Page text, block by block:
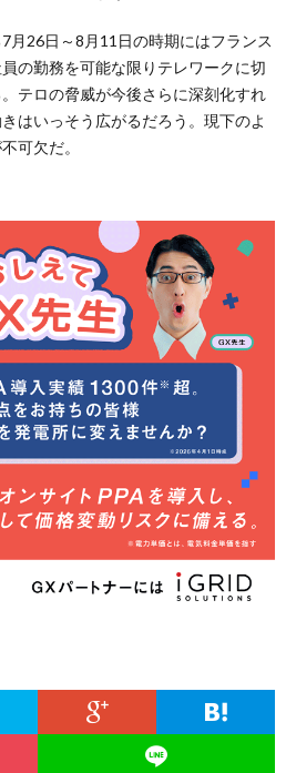
月26日～8月11日の時期にはフランス
の勤務を可能な限りテレワークに切
テロの脅威が今後さらに深刻化すれ
はいっそう広がるだろう。現下のよ
可欠だ。